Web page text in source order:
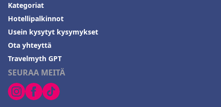
SEURAA MEITÄ
Kategoriat
Hotellipalkinnot
Usein kysytyt kysymykset
Ota yhteyttä
Travelmyth GPT